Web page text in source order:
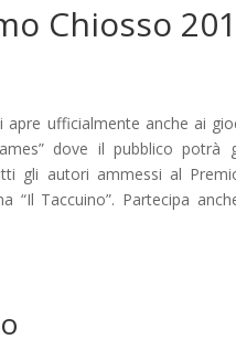
Chiosso
ufficialmente anche ai
dove il pubblico
gli autori ammessi al
“Il Taccuino”. Partecipa